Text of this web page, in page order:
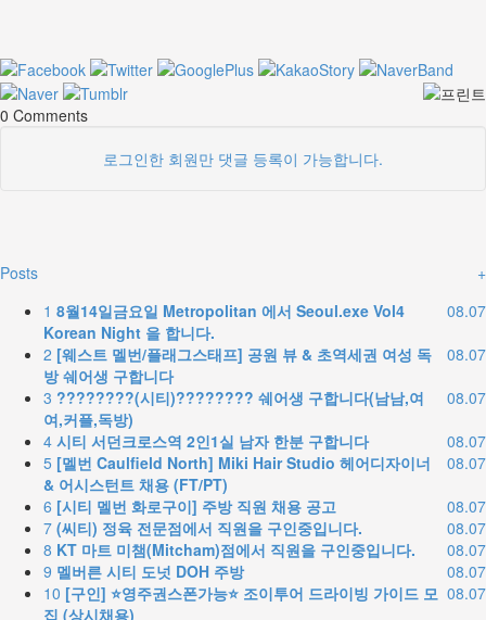
0 Comments
로그인한 회원만 댓글 등록이 가능합니다.
+
Posts
08.07
1 8월14일금요일 Metropolitan 에서 Seoul.exe Vol4
Korean Night 을 합니다.
08.07
2 [웨스트 멜번/플래그스태프] 공원 뷰 & 초역세권 여성 독
방 쉐어생 구합니다
08.07
3 ????????(시티)???????? 쉐어생 구합니다(남남,여
여,커플,독방)
08.07
4 시티 서던크로스역 2인1실 남자 한분 구합니다
08.07
5 [멜번 Caulfield North] Miki Hair Studio 헤어디자이너
& 어시스턴트 채용 (FT/PT)
08.07
6 [시티 멜번 화로구이] 주방 직원 채용 공고
08.07
7 (씨티) 정육 전문점에서 직원을 구인중입니다.
08.07
8 KT 마트 미챔(Mitcham)점에서 직원을 구인중입니다.
08.07
9 멜버른 시티 도넛 DOH 주방
08.07
10 [구인] ⭐영주권스폰가능⭐ 조이투어 드라이빙 가이드 모
집 (상시채용)